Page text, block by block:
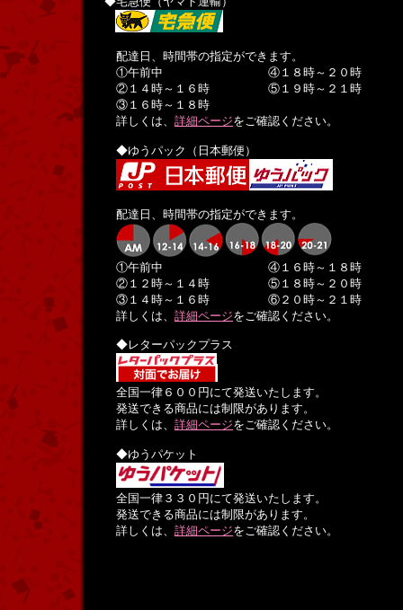
配達日、時間帯の指定ができます。
①午前中 ④１８時～２０時
②１４時～１６時 ⑤１９時～２１時
③１６時～１８時
詳しくは、 詳細ページをご確認ください。
◆ゆうパック（日本郵便）
配達日、時間帯の指定ができます。
①午前中 ④１６時～１８時
②１２時～１４時 ⑤１８時～２０時
③１４時～１６時 ⑥２０時～２１時
詳しくは、 詳細ページをご確認ください。
◆レターパックプラス
全国一律６００円にて発送いたします。
発送できる商品には制限があります。
詳しくは、 詳細ページをご確認ください。
◆ゆうパケット
全国一律３３０円にて発送いたします。
発送できる商品には制限があります。
詳しくは、 詳細ページをご確認ください。